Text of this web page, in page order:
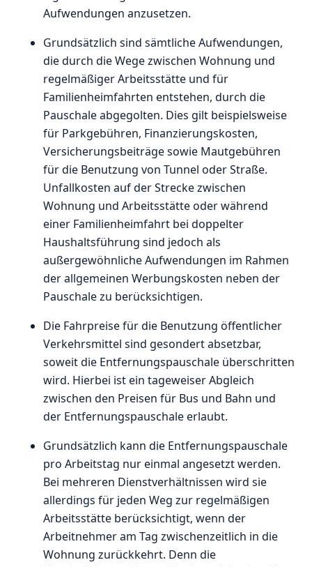
Aufwendungen anzusetzen.
Grundsätzlich sind sämtliche Aufwendungen,
die durch die Wege zwischen Wohnung und
regelmäßiger Arbeitsstätte und für
Familienheimfahrten entstehen, durch die
Pauschale abgegolten. Dies gilt beispielsweise
für Parkgebühren, Finanzierungskosten,
Versicherungsbeiträge sowie Mautgebühren
für die Benutzung von Tunnel oder Straße.
Unfallkosten auf der Strecke zwischen
Wohnung und Arbeitsstätte oder während
einer Familienheimfahrt bei doppelter
Haushaltsführung sind jedoch als
außergewöhnliche Aufwendungen im Rahmen
der allgemeinen Werbungskosten neben der
Pauschale zu berücksichtigen.
Die Fahrpreise für die Benutzung öffentlicher
Verkehrsmittel sind gesondert absetzbar,
soweit die Entfernungspauschale überschritten
wird. Hierbei ist ein tageweiser Abgleich
zwischen den Preisen für Bus und Bahn und
der Entfernungspauschale erlaubt.
Grundsätzlich kann die Entfernungspauschale
pro Arbeitstag nur einmal angesetzt werden.
Bei mehreren Dienstverhältnissen wird sie
allerdings für jeden Weg zur regelmäßigen
Arbeitsstätte berücksichtigt, wenn der
Arbeitnehmer am Tag zwischenzeitlich in die
Wohnung zurückkehrt. Denn die